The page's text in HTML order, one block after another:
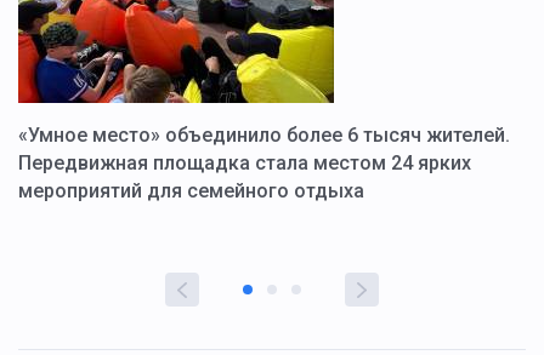
«Умное место» объединило более 6 тысяч жителей.
Передвижная площадка стала местом 24 ярких
мероприятий для семейного отдыха